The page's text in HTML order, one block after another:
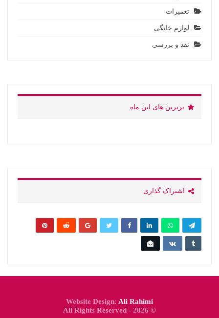
تعمیرات
لوارم خانگی
نقد و بررسی
برترین های این ماه
اشتراک گذاری
Website Design: Ali Rahimi
© 2026 - All Rights Reserved